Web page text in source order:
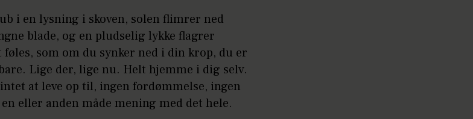
i en lysning i skoven, solen flimrer ned
blade, og en pludselig lykke flagrer
som om du synker ned i din krop, du er
Lige der, lige nu. Helt hjemme i dig selv.
at leve op til, ingen fordømmelse, ingen
eller anden måde mening med det hele.